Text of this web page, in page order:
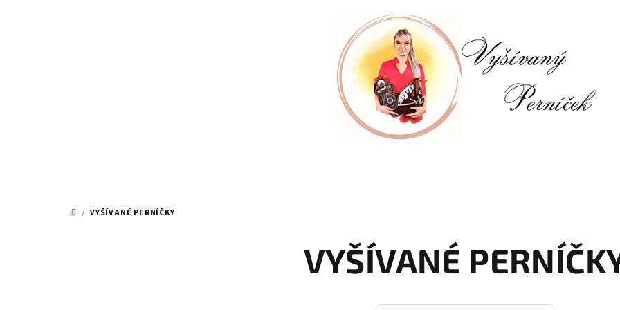
DOMŮ
/ VYŠÍVANÉ PERNÍČKY
VYŠÍVANÉ